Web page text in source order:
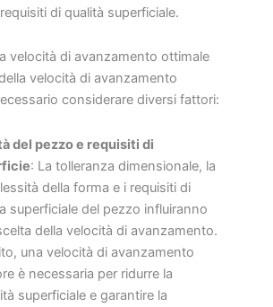
di qualità superficiale.
velocità di avanzamento ottimale
velocità di avanzamento
considerare diversi fattori:
del pezzo e requisiti di
: La tolleranza dimensionale, la
della forma e i requisiti di
superficiale del pezzo influiranno
della velocità di avanzamento.
una velocità di avanzamento
è necessaria per ridurre la
superficiale e garantire la